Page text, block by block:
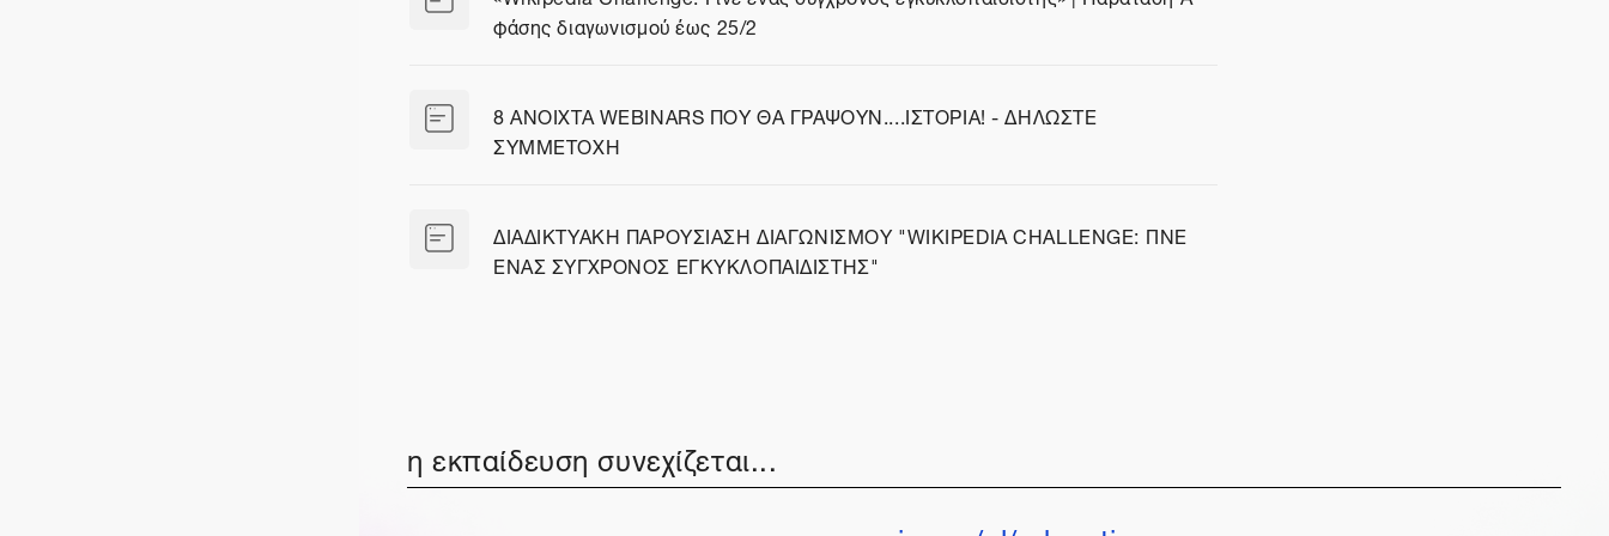
φάσης διαγωνισμού έως 25/2
Σελίδα
8 ΑΝΟΙΧΤΑ WEBINARS ΠΟΥ ΘΑ ΓΡΑΨΟΥΝ....ΙΣΤΟΡΙΑ! - ΔΗΛΩΣΤΕ
ΣΥΜΜΕΤΟΧΗ
Σελίδα
ΔΙΑΔΙΚΤΥΑΚΗ ΠΑΡΟΥΣΙΑΣΗ ΔΙΑΓΩΝΙΣΜΟΥ "WIKIPEDIA CHALLENGE: ΓΙΝΕ
ΕΝΑΣ ΣΥΓΧΡΟΝΟΣ ΕΓΚΥΚΛΟΠΑΙΔΙΣΤΗΣ"
Σελίδα
η εκπαίδευση συνεχίζεται...